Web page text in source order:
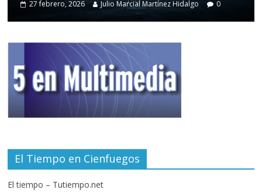
27 febrero, 2026 Julio Marcial Martínez Hidalgo 0
El Tiempo en Cienfuegos
El tiempo – Tutiempo.net